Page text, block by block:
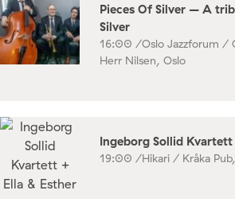
Pieces Of Silver – A
Silver
16:00 /Oslo Jazzforum /
Herr Nilsen, Oslo
Ingeborg Sollid
19:00 /Hikari / Kråka